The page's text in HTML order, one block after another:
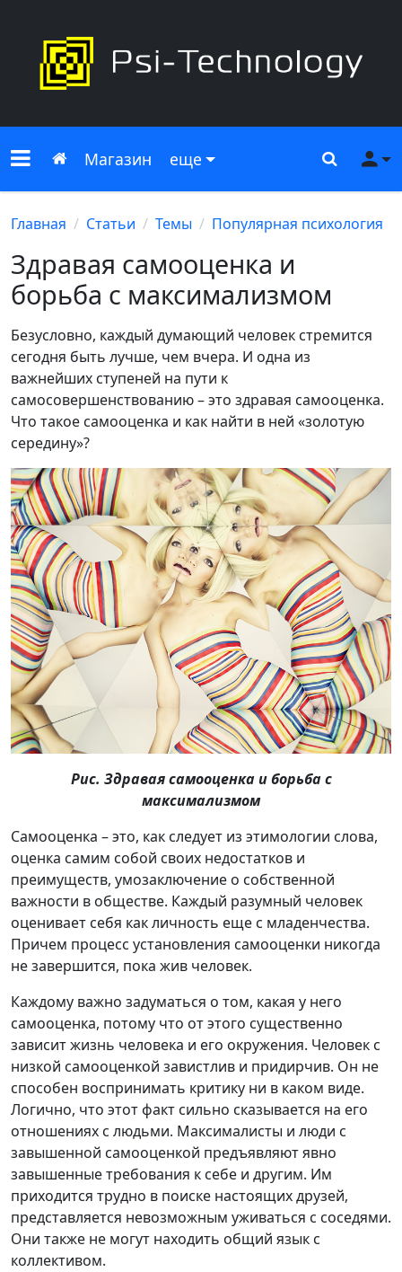
Меню сайта
Главная
Магазин еще Поиск
Главная Статьи Темы Популярная психология
Здравая самооценка и
борьба с максимализмом
Безусловно, каждый думающий человек стремится
сегодня быть лучше, чем вчера. И одна из
важнейших ступеней на пути к
самосовершенствованию – это здравая самооценка.
Что такое самооценка и как найти в ней «золотую
середину»?
Рис. Здравая самооценка и борьба с
максимализмом
Самооценка – это, как следует из этимологии слова,
оценка самим собой своих недостатков и
преимуществ, умозаключение о собственной
важности в обществе. Каждый разумный человек
оценивает себя как личность еще с младенчества.
Причем процесс установления самооценки никогда
не завершится, пока жив человек.
Каждому важно задуматься о том, какая у него
самооценка, потому что от этого существенно
зависит жизнь человека и его окружения. Человек с
низкой самооценкой завистлив и придирчив. Он не
способен воспринимать критику ни в каком виде.
Логично, что этот факт сильно сказывается на его
отношениях с людьми. Максималисты и люди с
завышенной самооценкой предъявляют явно
завышенные требования к себе и другим. Им
приходится трудно в поиске настоящих друзей,
представляется невозможным уживаться с соседями.
Они также не могут находить общий язык с
коллективом.